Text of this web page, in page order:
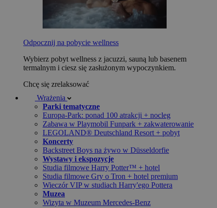
Odpocznij na pobycie wellness
Wybierz pobyt wellness z jacuzzi, sauną lub basenem
termalnym i ciesz się zasłużonym wypoczynkiem.
Chcę się zrelaksować
Wrażenia
Parki tematyczne
Europa-Park: ponad 100 atrakcji + nocleg
Zabawa w Playmobil Funpark + zakwaterowanie
LEGOLAND® Deutschland Resort + pobyt
Koncerty
Backstreet Boys na żywo w Düsseldorfie
Wystawy i ekspozycje
Studia filmowe Harry Potter™ + hotel
Studia filmowe Gry o Tron + hotel premium
Wieczór VIP w studiach Harry'ego Pottera
Muzea
Wizyta w Muzeum Mercedes-Benz